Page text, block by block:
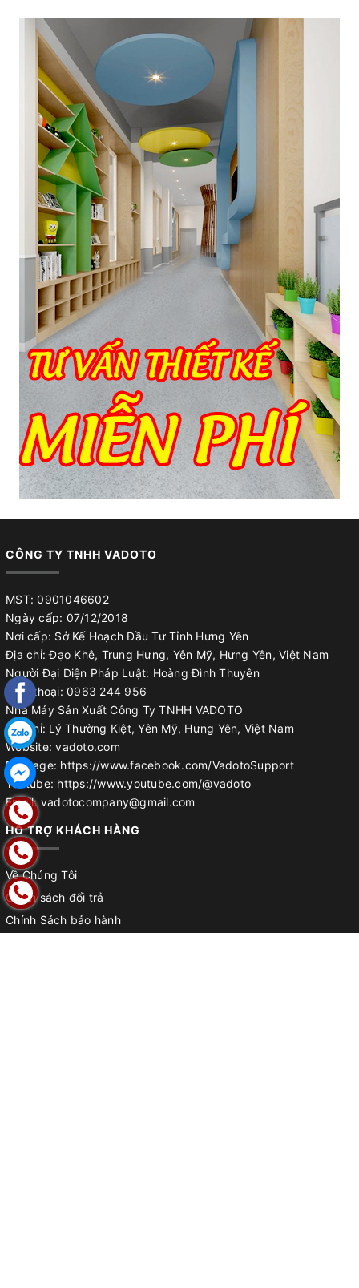
CÔNG TY TNHH VADOTO
MST: 0901046602
Ngày cấp: 07/12/2018
Nơi cấp: Sở Kế Hoạch Đầu Tư Tỉnh Hưng Yên
Địa chỉ: Đạo Khê, Trung Hưng, Yên Mỹ, Hưng Yên, Việt Nam
Người Đại Diện Pháp Luật: Hoàng Đình Thuyên
Điện thoại: 0963 244 956
Nhà Máy Sản Xuất Công Ty TNHH VADOTO
Địa chỉ: Lý Thường Kiệt, Yên Mỹ, Hưng Yên, Việt Nam
Website: vadoto.com
Fanpage: https://www.facebook.com/VadotoSupport
Youtube: https://www.youtube.com/@vadoto
Email: vadotocompany@gmail.com
HỖ TRỢ KHÁCH HÀNG
Về Chúng Tôi
Chính sách đổi trả
Chính Sách bảo hành